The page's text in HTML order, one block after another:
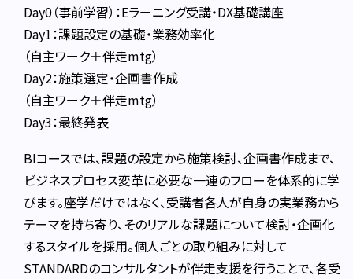
Day0（事前学習）：Eラーニング受講・DX基礎講座
Day1：課題設定の基礎・業務効率化
（自主ワーク＋伴走mtg）
Day2：施策選定・企画書作成
（自主ワーク＋伴走mtg）
Day3：最終発表
BIコースでは、課題の設定から施策検討、企画書作成まで、
ビジネスプロセス変革に必要な一連のフローを体系的に学
びます。座学だけではなく、受講者各人が自身の実業務から
テーマを持ち寄り、そのリアルな課題について検討・企画化
するスタイルを採用。個人ごとの取り組みに対して
STANDARDのコンサルタントが伴走支援を行うことで、各受